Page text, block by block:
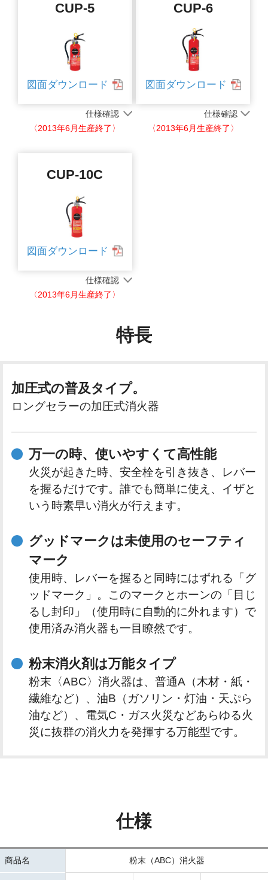
CUP-5
図面ダウンロード
仕様確認
〈2013年6月生産終了〉
CUP-6
図面ダウンロード
仕様確認
〈2013年6月生産終了〉
CUP-10C
図面ダウンロード
仕様確認
〈2013年6月生産終了〉
特長
加圧式の普及タイプ。
ロングセラーの加圧式消火器
万一の時、使いやすくて高性能
火災が起きた時、安全栓を引き抜き、レバー
を握るだけです。誰でも簡単に使え、イザと
いう時素早い消火が行えます。
グッドマークは未使用のセーフティ
マーク
使用時、レバーを握ると同時にはずれる「グ
ッドマーク」。このマークとホーンの「目じ
るし封印」（使用時に自動的に外れます）で
使用済み消火器も一目瞭然です。
粉末消火剤は万能タイプ
粉末〈ABC〉消火器は、普通A（木材・紙・
繊維など）、油B（ガソリン・灯油・天ぷら
油など）、電気C・ガス火災などあらゆる火
災に抜群の消火力を発揮する万能型です。
仕様
商品名 粉末（ABC）消火器